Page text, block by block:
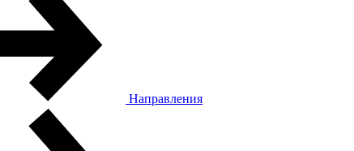
Направления